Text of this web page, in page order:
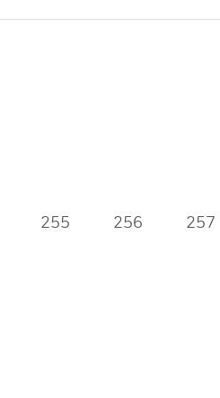
255 256 257